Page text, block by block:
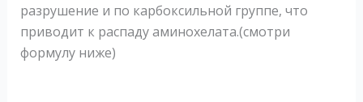
разрушение и по карбоксильной группе, что
приводит к распаду аминохелата.(смотри
формулу ниже)